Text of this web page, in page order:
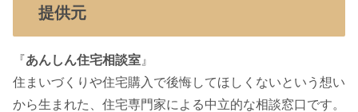
提供元
『あんしん住宅相談室 』
住まいづくりや住宅購入で後悔してほしくないという想い
から生まれた、住宅専門家による中立的な相談窓口です。